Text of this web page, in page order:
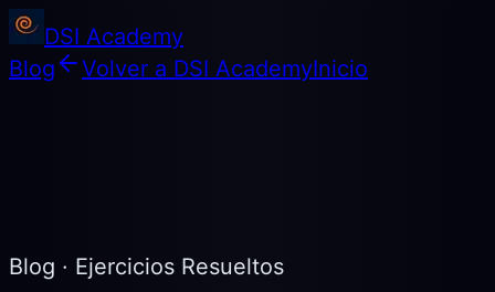
DSI Academy
Blog
Volver a DSI AcademyInicio
Blog · Ejercicios Resueltos